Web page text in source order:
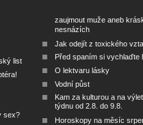
list
sex?
zaujmout muže aneb
nesnázích
Jak odejít z toxického
Před spaním si vychlaďte
O lektvaru lásky
Vodní půst
Kam za kulturou a na
týdnu od 2.8. do 9.8.
Horoskopy na měsíc